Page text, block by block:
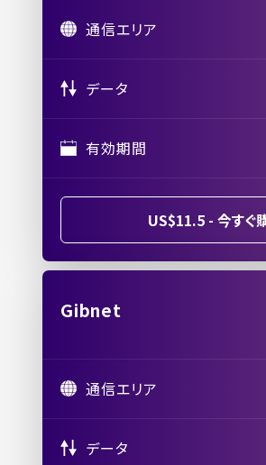
通信エリア
データ
有効期間
US$11.5 - 今すぐ
Gibnet
通信エリア
データ